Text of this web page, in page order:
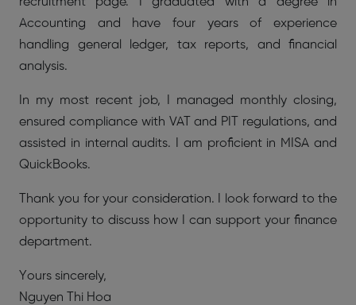
Accounting and have four years of experience
handling general ledger, tax reports, and financial
analysis.
In my most recent job, I managed monthly closing,
ensured compliance with VAT and PIT regulations, and
assisted in internal audits. I am proficient in MISA and
QuickBooks.
Thank you for your consideration. I look forward to the
opportunity to discuss how I can support your finance
department.
Yours sincerely,
Nguyen Thi Hoa